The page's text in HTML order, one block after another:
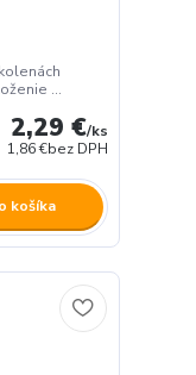
...
2,29 €/ks
1,86 €bez DPH
košíka